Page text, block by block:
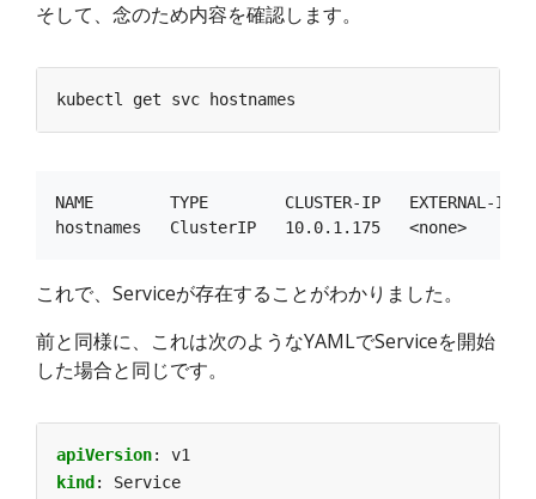
そして、念のため内容を確認します。
NAME        TYPE        CLUSTER-IP   EXTERNAL-IP
これで、Serviceが存在することがわかりました。
前と同様に、これは次のようなYAMLでServiceを開始
した場合と同じです。
apiVersion:
v1
kind :
Service